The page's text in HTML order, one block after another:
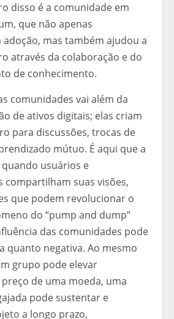
disso é a comunidade em
que não apenas
mas também ajudou a
através da colaboração e do
de conhecimento.
comunidades vai além da
de ativos digitais; elas criam
para discussões, trocas de
mútuo. É aqui que a
usuários e
compartilham suas visões,
que podem revolucionar o
do “pump and dump”
das comunidades pode
quanto negativa. Ao mesmo
grupo pode elevar
de uma moeda, uma
pode sustentar e
a longo prazo,